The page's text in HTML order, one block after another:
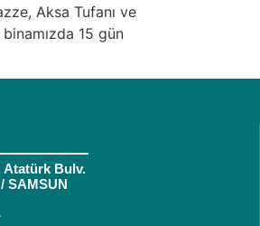
Aksa Tufanı ve
15 gün
Atatürk Bulv.
SAMSUN